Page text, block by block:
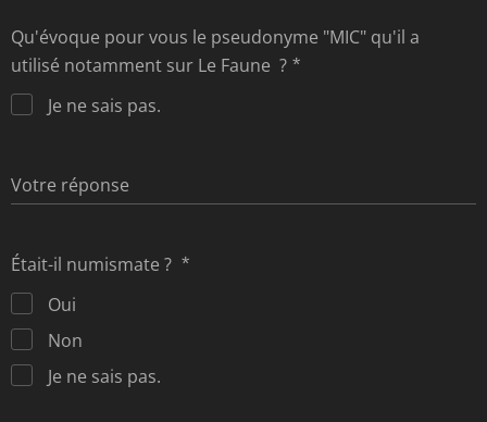
Qu'évoque pour vous le pseudonyme "MIC" qu'il a
utilisé notamment sur Le Faune ?
Je ne sais pas.
Votre réponse
Était-il numismate ?
Oui
Non
Je ne sais pas.